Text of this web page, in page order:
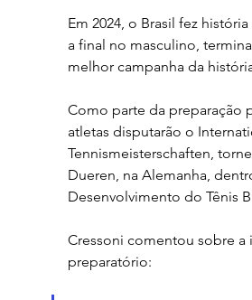
Em 2024, o Brasil fez
a final no masculino,
melhor campanha da
Como parte da preparação
atletas disputarão o
Tennismeisterschaften,
Dueren, na Alemanha,
Desenvolvimento do Tênis
Cressoni comentou sobre
preparatório: